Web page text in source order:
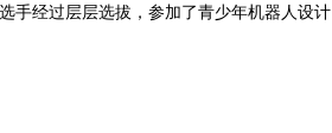
手经过层层选拔，参加了青少年机器人设计